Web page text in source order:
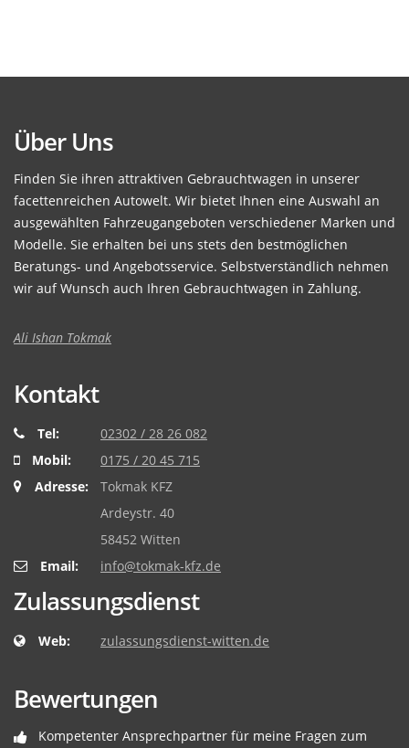
Über Uns
Finden Sie ihren attraktiven Gebrauchtwagen in unserer
facettenreichen Autowelt. Wir bietet Ihnen eine Auswahl an
ausgewählten Fahrzeugangeboten verschiedener Marken und
Modelle. Sie erhalten bei uns stets den bestmöglichen
Beratungs- und Angebotsservice. Selbstverständlich nehmen
wir auf Wunsch auch Ihren Gebrauchtwagen in Zahlung.
Ali Ishan Tokmak
Kontakt
Tel:
02302 / 28 26 082
Mobil:
0175 / 20 45 715
Adresse:
Tokmak KFZ
Ardeystr. 40
58452 Witten
Email:
info@tokmak-kfz.de
Zulassungsdienst
Web: zulassungsdienst-witten.de
Bewertungen
Kompetenter Ansprechpartner für meine Fragen zum